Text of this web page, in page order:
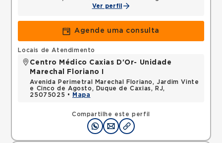
Ver perfil
Agende uma consulta
Compartilhe este perfil
Locais de Atendimento
Centro Médico Caxias D'Or- Unidade
Marechal Floriano I
Avenida Perimetral Marechal Floriano, Jardim Vinte
e Cinco de Agosto, Duque de Caxias, RJ,
25075025 •
Mapa